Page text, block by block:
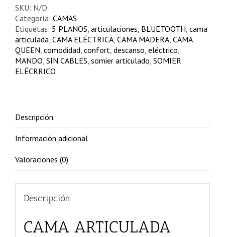
5
PLANOS
cantidad
SKU: N/D
Categoría: CAMAS
Etiquetas: 5 PLANOS, articulaciones, BLUETOOTH, cama
articulada, CAMA ELÉCTRICA, CAMA MADERA, CAMA
QUEEN, comodidad, confort, descanso, eléctrico,
MANDO, SIN CABLES, somier articulado, SOMIER
ELÉCRRICO
Descripción
Información adicional
Valoraciones (0)
Descripción
CAMA ARTICULADA